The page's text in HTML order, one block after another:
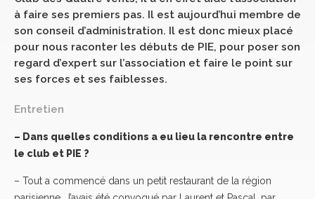
à faire ses premiers pas. Il est aujourd’hui membre de
son conseil d’administration. Il est donc mieux placé
pour nous raconter les débuts de PIE, pour poser son
regard d’expert sur l’association et faire le point sur
ses forces et ses faiblesses.
Entretien
– Dans quelles conditions a eu lieu la rencontre entre
le club et PIE ?
– Tout a commencé dans un petit restaurant de la région